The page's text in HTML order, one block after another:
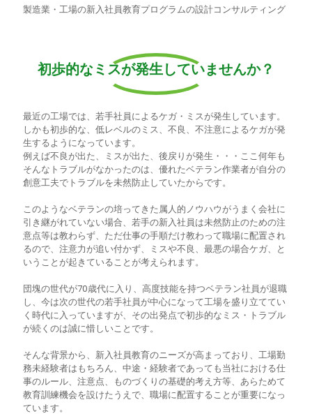
製造業・工場の新入社員教育プログラムの設計コンサルティング
初歩的なミスが発生していませんか？
最近の工場では、若手社員によるケガ・ミスが発生しています。
しかも初歩的な、低レベルのミス、不良、不注意によるケガが発
生するようになっています。
例えば不良が出た、ミスが出た、後戻りが発生・・・ここ何年も
そんなトラブルがなかったのは、優れたベテラン作業者が自分の
創意工夫でトラブルを未然防止していたからです。
このようなベテランの培ってきた属人的ノウハウがうまく会社に
引き継がれていない場合、若手の新入社員は未然防止のための注
意点等は教わらず、ただ仕事の手順だけ教わって職場に配置され
るので、注意力が追い付かず、ミスや不良、最悪の場合ケガ、と
いうことが起きていることが考えられます。
団塊の世代が70歳代に入り、高度技能を持つベテラン社員が退職
し、今は次の世代の若手社員が中心になって工場を盛り立ててい
く時代に入っていますが、その出発点で初歩的なミス・トラブル
が続くのは誠に惜しいことです。
そんな背景から、新入社員教育のニーズが高まっており、工場勤
務未経験者はもちろん、中途・経験者であっても当社における仕
事のルール、注意点、ものづくりの基礎的考え方等、あらためて
教育訓練機会を設けたうえで、職場に配置することが重要になっ
ています。